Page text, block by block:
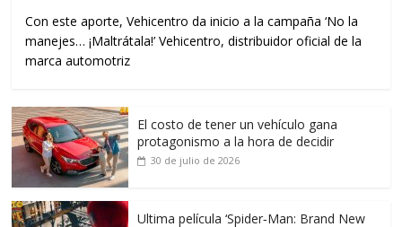
Con este aporte, Vehicentro da inicio a la campaña ‘No la
manejes… ¡Maltrátala!’ Vehicentro, distribuidor oficial de la
marca automotriz
El costo de tener un vehículo gana
protagonismo a la hora de decidir
30 de julio de 2026
Ultima película ‘Spider‑Man: Brand New